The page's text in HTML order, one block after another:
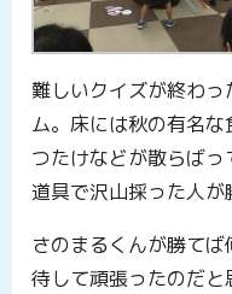
難しいクイズが終わ
ム。床には秋の有名
つたけなどが散らば
道具で沢山採った人が
さのまるくんが勝て
待して頑張ったのだ